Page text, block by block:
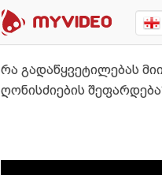
რა გადაწყვეტილებას
ღონისძიების